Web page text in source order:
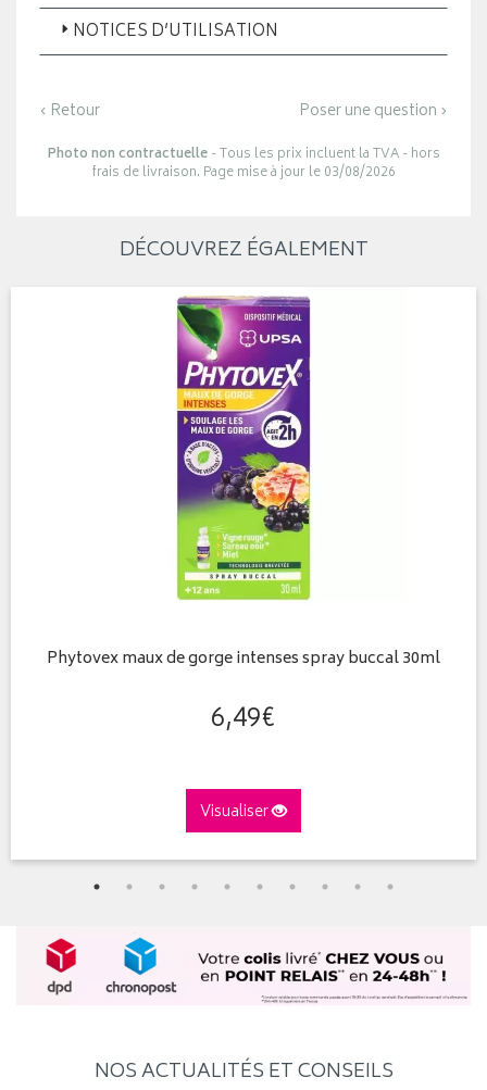
NOTICES D’UTILISATION
‹ Retour Poser une question ›
Photo non contractuelle- Tous les prix incluent la TVA - hors
frais de livraison. Page mise à jour le 03/08/2026
DÉCOUVREZ ÉGALEMENT
Phytovex maux de gorge intenses spray buccal 30ml
6,49€
Visualiser
NOS ACTUALITÉS ET CONSEILS